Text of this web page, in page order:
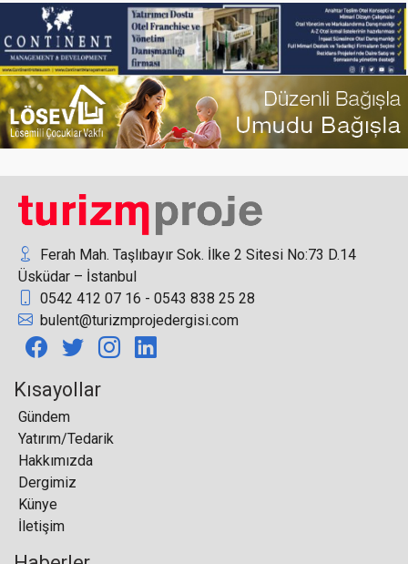
Hılton Dalaman’da Üst Düzey Atama
Altın Hafta tatilinde turistlerin gözdesi: Çin’in sınır
Yerli turist bayramda yurtdışını tercih etti
Air Transat'tan frekans artırma kararı
Ferah Mah. Taşlıbayır Sok. İlke 2 Sitesi No:73 D.14
Üsküdar – İstanbul
0542 412 07 16 - 0543 838 25 28
bulent@turizmprojedergisi.com
Kısayollar
Gündem
Yatırım/Tedarik
Hakkımızda
Dergimiz
Künye
İletişim